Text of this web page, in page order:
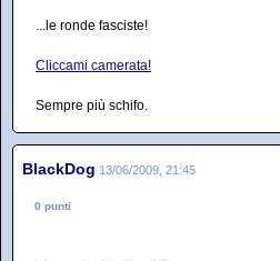
...le ronde fasciste!
Cliccami camerata!
Sempre più schifo.
BlackDog 13/06/2009, 21:45
0 punti